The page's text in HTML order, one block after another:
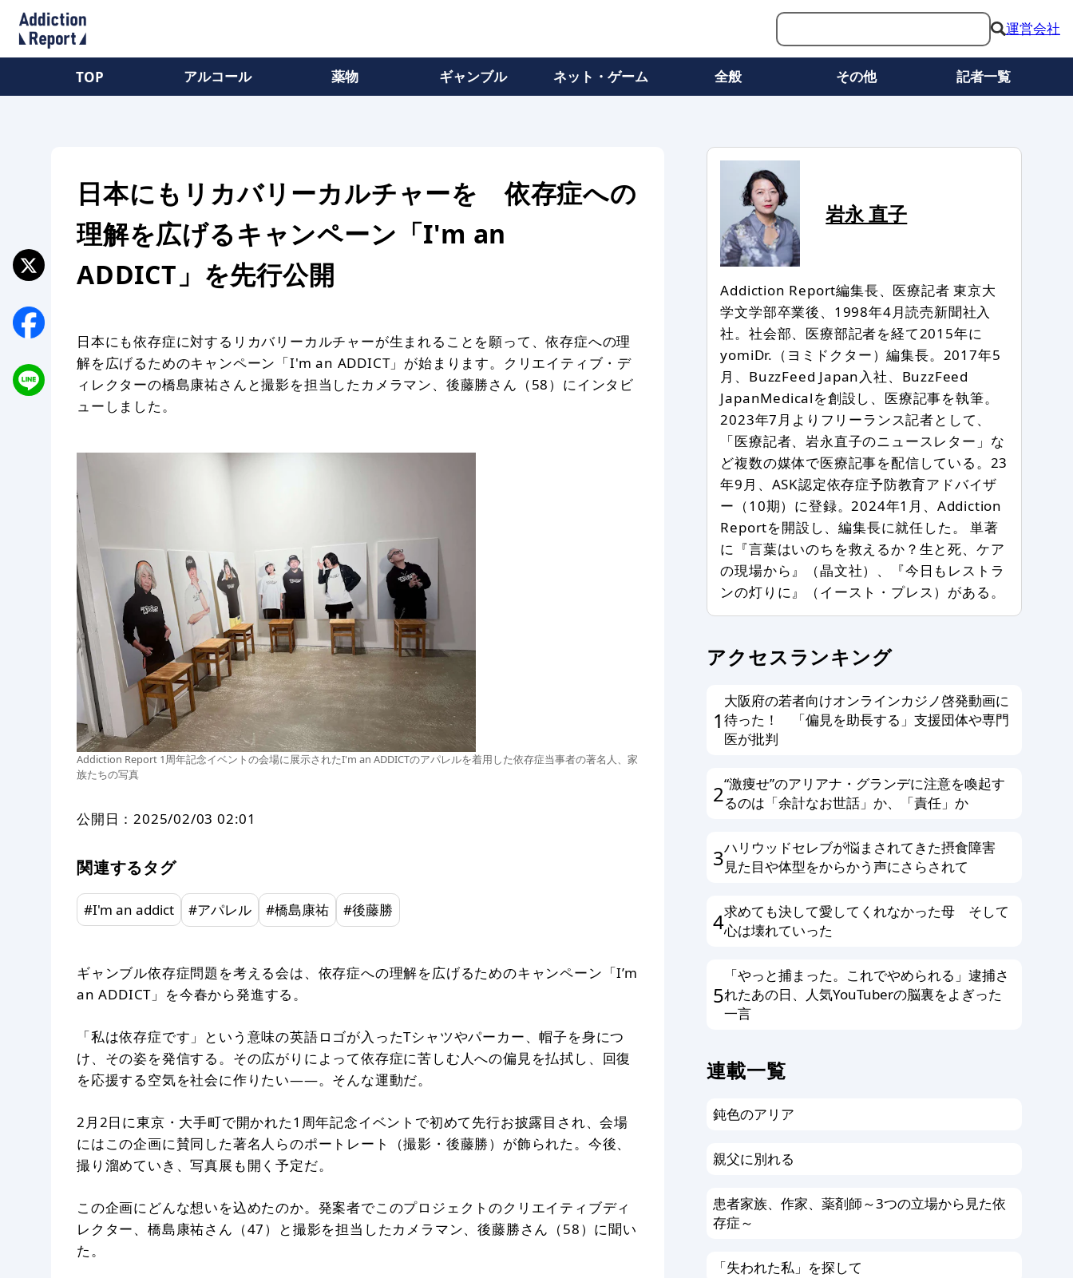
運営会社
TOP アルコール 薬物 ギャンブル ネット・ゲーム 全般 その他 記者一覧
日本にもリカバリーカルチャーを 依存症への
理解を広げるキャンペーン「I'm an
ADDICT」を先行公開
日本にも依存症に対するリカバリーカルチャーが生まれることを願って、依存症への理
解を広げるためのキャンペーン「I'm an ADDICT」が始まります。クリエイティブ・デ
ィレクターの橋島康祐さんと撮影を担当したカメラマン、後藤勝さん（58）にインタビ
ューしました。
Addiction Report 1周年記念イベントの会場に展示されたI'm an ADDICTのアパレルを着用した依存症当事者の著名人、家
族たちの写真
公開日：2025/02/03 02:01
関連するタグ
#I'm an addict #アパレル #橋島康祐 #後藤勝
ギャンブル依存症問題を考える会は、依存症への理解を広げるためのキャンペーン「I’m
an ADDICT」を今春から発進する。
「私は依存症です」という意味の英語ロゴが入ったTシャツやパーカー、帽子を身につ
け、その姿を発信する。その広がりによって依存症に苦しむ人への偏見を払拭し、回復
を応援する空気を社会に作りたい——。そんな運動だ。
2月2日に東京・大手町で開かれた1周年記念イベントで初めて先行お披露目され、会場
にはこの企画に賛同した著名人らのポートレート（撮影・後藤勝）が飾られた。今後、
撮り溜めていき、写真展も開く予定だ。
この企画にどんな想いを込めたのか。発案者でこのプロジェクトのクリエイティブディ
レクター、橋島康祐さん（47）と撮影を担当したカメラマン、後藤勝さん（58）に聞い
た。
岩永 直子
Addiction Report編集長、医療記者 東京大
学文学部卒業後、1998年4月読売新聞社入
社。社会部、医療部記者を経て2015年に
yomiDr.（ヨミドクター）編集長。2017年5
月、BuzzFeed Japan入社、BuzzFeed
JapanMedicalを創設し、医療記事を執筆。
2023年7月よりフリーランス記者として、
「医療記者、岩永直子のニュースレター」な
ど複数の媒体で医療記事を配信している。23
年9月、ASK認定依存症予防教育アドバイザ
ー（10期）に登録。2024年1月、Addiction
Reportを開設し、編集長に就任した。 単著
に『言葉はいのちを救えるか？生と死、ケア
の現場から』（晶文社）、『今日もレストラ
ンの灯りに』（イースト・プレス）がある。
アクセスランキング
1
大阪府の若者向けオンラインカジノ啓発動画に
待った！ 「偏見を助長する」支援団体や専門
医が批判
2“激痩せ”のアリアナ・グランデに注意を喚起す
るのは「余計なお世話」か、「責任」か
3ハリウッドセレブが悩まされてきた摂食障害
見た目や体型をからかう声にさらされて
4求めても決して愛してくれなかった母 そして
心は壊れていった
5
「やっと捕まった。これでやめられる」逮捕さ
れたあの日、人気YouTuberの脳裏をよぎった
一言
連載一覧
鈍色のアリア
親父に別れる
患者家族、作家、薬剤師～3つの立場から見た依
存症～
「失われた私」を探して